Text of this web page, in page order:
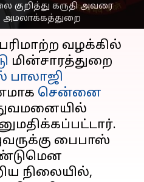
குறித்து கருதி அவரை
அமலாக்கத்துறை
வழக்கில்
மின்சாரத்துறை
பாலாஜி
சென்னை
பைபாஸ்
நிலையில்,